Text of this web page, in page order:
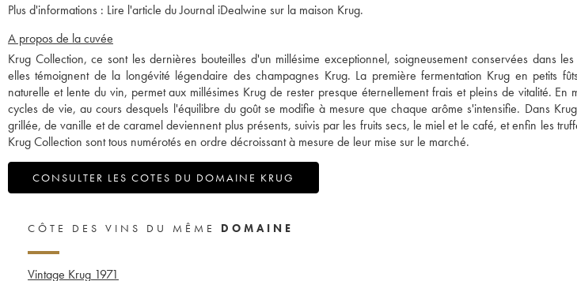
Plus d'informations : Lire l'article du Journal iDealwine sur la maison Krug.
A propos de la cuvée
Krug Collection, ce sont les dernières bouteilles d'un millésime exceptionnel, soigneusement conservées dans
elles témoignent de la longévité légendaire des champagnes Krug. La première fermentation Krug en petits
naturelle et lente du vin, permet aux millésimes Krug de rester presque éternellement frais et pleins de vitalité. En
cycles de vie, au cours desquels l'équilibre du goût se modifie à mesure que chaque arôme s'intensifie. Dans
grillée, de vanille et de caramel deviennent plus présents, suivis par les fruits secs, le miel et le café, et enfin les
Krug Collection sont tous numérotés en ordre décroissant à mesure de leur mise sur le marché.
CONSULTER LES COTES DU DOMAINE KRUG
CÔTE DES VINS DU MÊME
DOMAINE
Vintage Krug 1971